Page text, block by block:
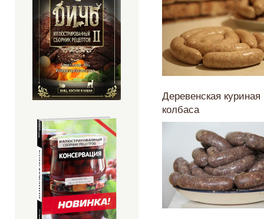
Деревенская куриная
колбаса